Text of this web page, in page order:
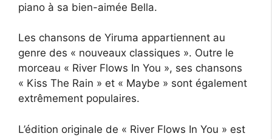
piano à sa bien-aimée Bella.
Les chansons de Yiruma appartiennent au
genre des « nouveaux classiques ». Outre le
morceau « River Flows In You », ses chansons
« Kiss The Rain » et « Maybe » sont également
extrêmement populaires.
L’édition originale de « River Flows In You » est